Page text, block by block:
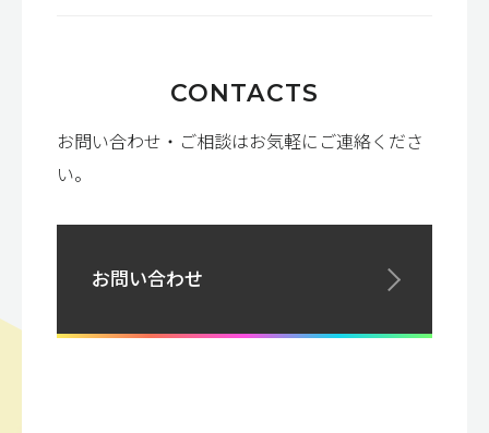
CONTACTS
お問い合わせ・ご相談はお気軽にご連絡くださ
い。
お問い合わせ